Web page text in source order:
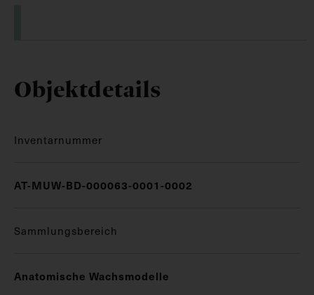
Objektdetails
Inventarnummer
AT-MUW-BD-000063-0001-0002
Sammlungsbereich
Anatomische Wachsmodelle